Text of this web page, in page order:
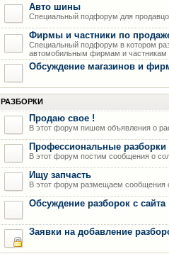
Авто шины
Специальный подфорум для
Фирмы и частники по
Специальный подфорум в котором
автомобильным фирмам и частникам
Обсуждение магазинов и
РАЗБОРКИ
Продаю свое !
В этот форум пишем объявления о
Профессиональные разборки
В этот форум постим сообщения о
Ищу запчасть
В этот форум размещаем сообщения
Обсуждение разборок с сайта
Заявки на добавление